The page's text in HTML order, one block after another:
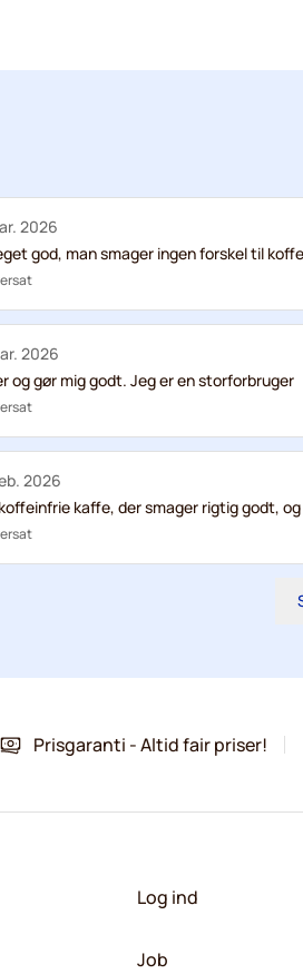
2026
god, man smager ingen forskel til
2026
og gør mig godt. Jeg er en storforbruger
2026
kaffe, der smager rigtig godt,
Prisgaranti - Altid fair priser!
Log ind
Job